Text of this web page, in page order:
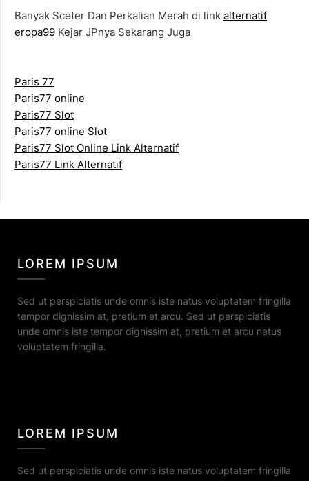
Banyak Sceter Dan Perkalian Merah di link alternatif
eropa99 Kejar JPnya Sekarang Juga
Paris 77
Paris77 online
Paris77 Slot
Paris77 online Slot
Paris77 Slot Online Link Alternatif
Paris77 Link Alternatif
LOREM IPSUM
Sed ut perspiciatis unde omnis iste natus voluptatem fringilla
tempor dignissim at, pretium et arcu. Sed ut perspiciatis
unde omnis iste tempor dignissim at, pretium et arcu natus
voluptatem fringilla.
LOREM IPSUM
Sed ut perspiciatis unde omnis iste natus voluptatem fringilla